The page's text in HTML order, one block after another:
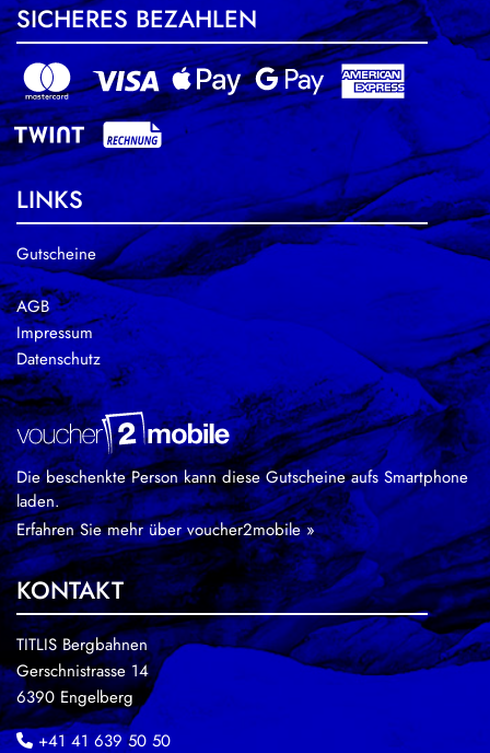
SICHERES BEZAHLEN
LINKS
Gutscheine
AGB
Impressum
Datenschutz
Die beschenkte Person kann diese Gutscheine aufs Smartphone
laden.
Erfahren Sie mehr über voucher2mobile »
KONTAKT
TITLIS Bergbahnen
Gerschnistrasse 14
6390 Engelberg
+41 41 639 50 50